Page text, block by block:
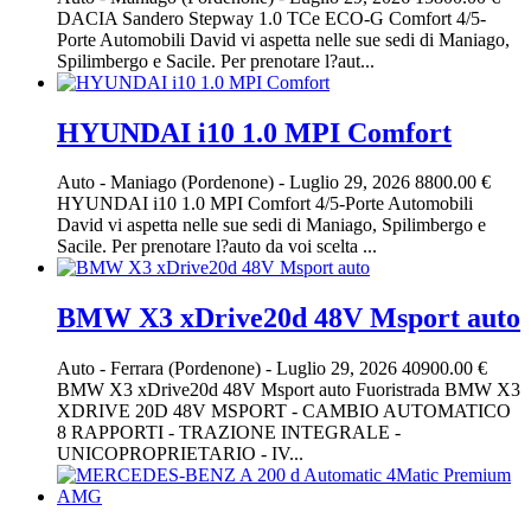
DACIA Sandero Stepway 1.0 TCe ECO-G Comfort 4/5-
Porte Automobili David vi aspetta nelle sue sedi di Maniago,
Spilimbergo e Sacile. Per prenotare l?aut...
HYUNDAI i10 1.0 MPI Comfort
Auto - Maniago (Pordenone) - Luglio 29, 2026 8800.00 €
HYUNDAI i10 1.0 MPI Comfort 4/5-Porte Automobili
David vi aspetta nelle sue sedi di Maniago, Spilimbergo e
Sacile. Per prenotare l?auto da voi scelta ...
BMW X3 xDrive20d 48V Msport auto
Auto - Ferrara (Pordenone) - Luglio 29, 2026 40900.00 €
BMW X3 xDrive20d 48V Msport auto Fuoristrada BMW X3
XDRIVE 20D 48V MSPORT - CAMBIO AUTOMATICO
8 RAPPORTI - TRAZIONE INTEGRALE -
UNICOPROPRIETARIO - IV...